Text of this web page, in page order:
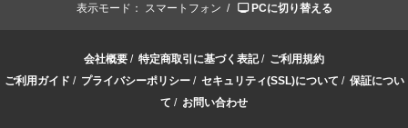
表示モード： スマートフォン / PCに切り替える
会社概要 / 特定商取引に基づく表記/ ご利用規約
ご利用ガイド / プライバシーポリシー/ セキュリティ(SSL)について / 保証につい
て / お問い合わせ